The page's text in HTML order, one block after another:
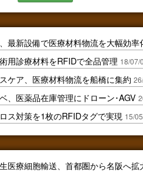
最新設備で医療材料物流を大幅効率
用診療材料をRFIDで全品管理 18/07/
ケア、医療材料物流を船橋に集約
、医薬品在庫管理にドローン･AGV
ス対策を1枚のRFIDタグで実現 15/
医療細胞輸送、首都圏から名阪へ拡